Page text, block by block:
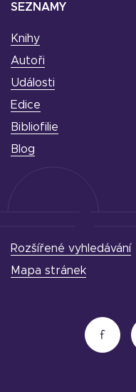
SEZNAMY
Knihy
Autoři
Události
Edice
Bibliofilie
Blog
Rozšířené vyhledávání
Mapa stránek